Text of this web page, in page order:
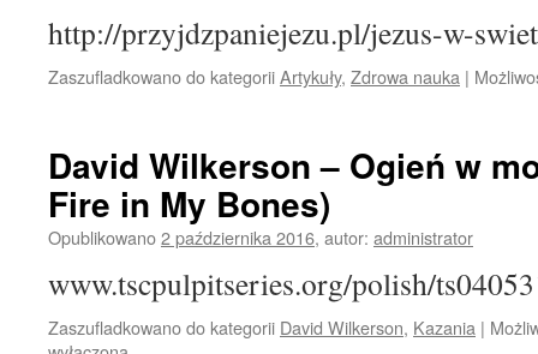
http://przyjdzpaniejezu.pl/jezus-w-
Zaszufladkowano do kategoriiArtykuły, Zdrowa nauka |
David Wilkerson – Ogień w
Fire in My Bones)
Opublikowano2 października 2016, autor: administrator
www.tscpulpitseries.org/polish/
Zaszufladkowano do kategorii David Wilkerson, Kazania |